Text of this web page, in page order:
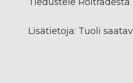
Lisätietoja: Tuoli